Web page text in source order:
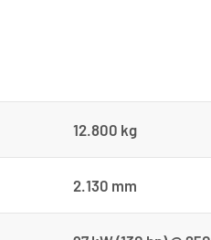
12.800 kg
2.130 mm